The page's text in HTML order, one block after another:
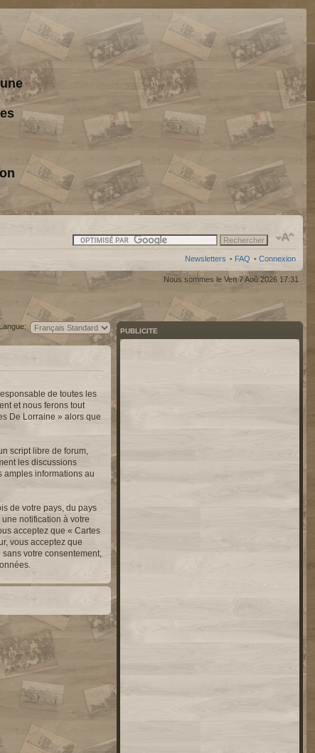
Newsletters • FAQ • Connexion
Nous sommes le Ven 7 Aoû 2026 17:31
Langue:
de toutes les
et nous ferons tout
De Lorraine » alors que
script libre de forum,
les discussions
amples informations au
de votre pays, du pays
notification à votre
acceptez que « Cartes
vous acceptez que
votre consentement,
PUBLICITE